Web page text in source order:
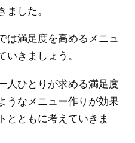
ました。
は満足度を高めるメニュ
いきましょう。
人ひとりが求める満足度
うなメニュー作りが効果
とともに考えていきま